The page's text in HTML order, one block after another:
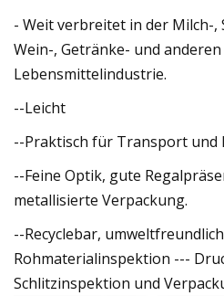
- Weit verbreitet in der Milch-,
Wein-, Getränke- und
Lebensmittelindustrie.
--Leicht
--Praktisch für Transport und
--Feine Optik, gute
metallisierte Verpackung.
--Recyclebar, umweltfreundlich
Rohmaterialinspektion ---
Schlitzinspektion und